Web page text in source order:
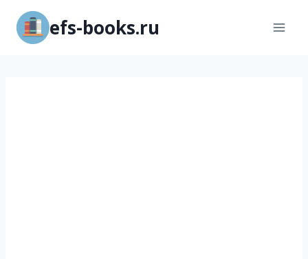
Перейти
содержимому
efs-books.ru